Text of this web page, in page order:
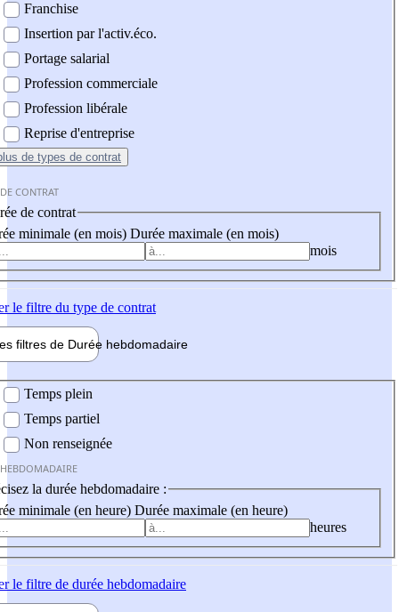
Franchise
Insertion par l'activ.éco.
Portage salarial
Profession commerciale
Profession libérale
Reprise d'entreprise
de types de contrat
CONTRAT
de contrat
minimale (en mois) Durée maximale (en mois)
mois
le filtre du type de contrat
filtres de Durée hebdomadaire
Temps plein
Temps partiel
Non renseignée
la durée hebdomadaire :
minimale (en heure) Durée maximale (en heure)
heures
le filtre de durée hebdomadaire